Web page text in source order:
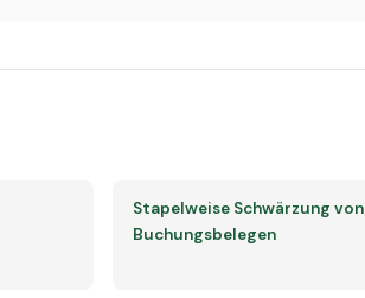
Stapelweise Schwärzung von
Buchungsbelegen